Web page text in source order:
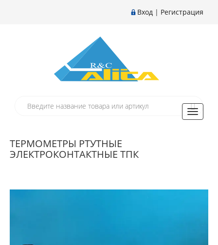
Вход | Регистрация
Toggle
ТЕРМОМЕТРЫ РТУТНЫЕ
ЭЛЕКТРОКОНТАКТНЫЕ ТПК